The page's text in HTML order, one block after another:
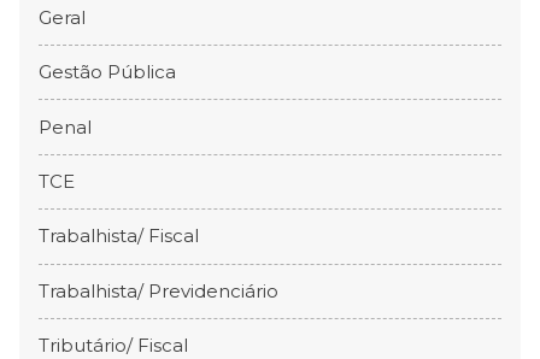
Geral
Gestão Pública
Penal
TCE
Trabalhista/ Fiscal
Trabalhista/ Previdenciário
Tributário/ Fiscal